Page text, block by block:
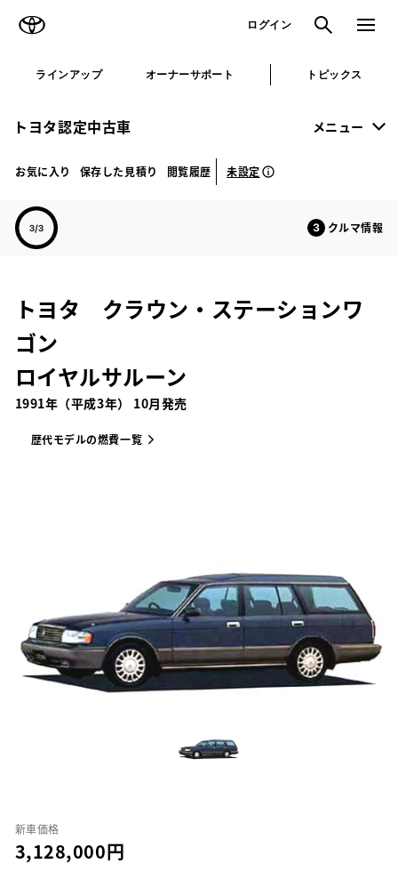
ログイン 検索 メニュ
ラインアップ オーナーサポート トピックス
トヨタ認定中古車 メニュー
お気に入り 保存した見積り 閲覧履歴 未設定
クルマ情報
トヨタ クラウン・ステーションワ
ゴン
ロイヤルサルーン
1991年（平成3年） 10月発売
歴代モデルの燃費一覧
新車価格
3,128,000